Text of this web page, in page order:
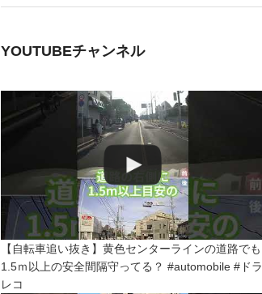
YOUTUBEチャンネル
【自転車追い抜き】黄色センターラインの道路でも
1.5ｍ以上の安全間隔守ってる？ #automobile #ドラ
レコ